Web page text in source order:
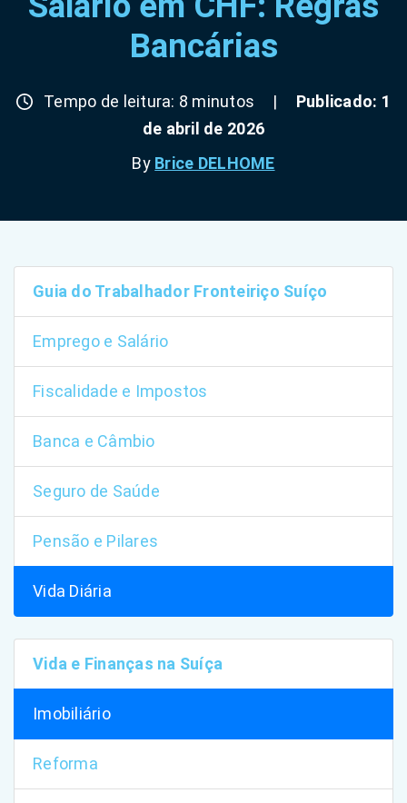
Bancárias
Tempo de leitura: 8 minutos |
Publicado: 1
de abril de 2026
By Brice DELHOME
Guia do Trabalhador Fronteiriço Suíço
Emprego e Salário
Fiscalidade e Impostos
Banca e Câmbio
Seguro de Saúde
Pensão e Pilares
Vida Diária
Vida e Finanças na Suíça
Imobiliário
Reforma